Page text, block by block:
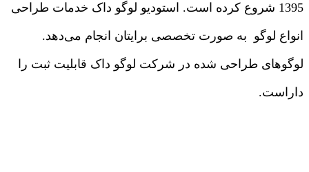
1395 شروع کرده است. استودیو لوگو داک خدمات طراحی
انواع لوگو به صورت تخصصی برایتان انجام می‌دهد.
لوگوهای طراحی شده در شرکت لوگو داک قابلیت ثبت را
داراست.